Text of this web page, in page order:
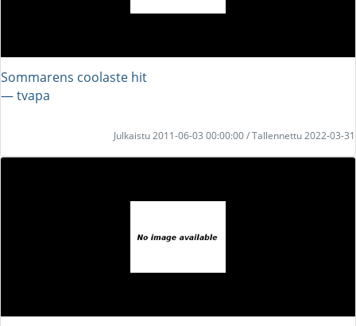
Sommarens coolaste hit
― tvapa
Julkaistu 2011-06-03 00:00:00 / Tallennettu 2022-03-31